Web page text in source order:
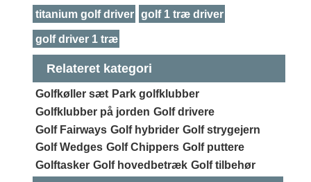
titanium golf driver golf 1 træ driver
golf driver 1 træ
Relateret kategori
Golfkøller sæt Park golfklubber
Golfklubber på jorden Golf drivere
Golf Fairways Golf hybrider Golf strygejern
Golf Wedges Golf Chippers Golf puttere
Golftasker Golf hovedbetræk Golf tilbehør